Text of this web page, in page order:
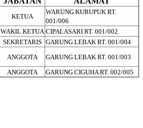
KETUA
WARUNG KURUPUK RT.
001/006
WAKIL KETUA CIPALASARI RT. 001/002
SEKRETARIS GARUNG LEBAK RT. 001/004
ANGGOTA GARUNG LEBAK RT. 001/003
ANGGOTA GARUNG CIGUHA RT. 002/005